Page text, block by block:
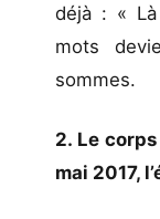
déjà : «
mots
sommes.
2. Le
mai 2017,